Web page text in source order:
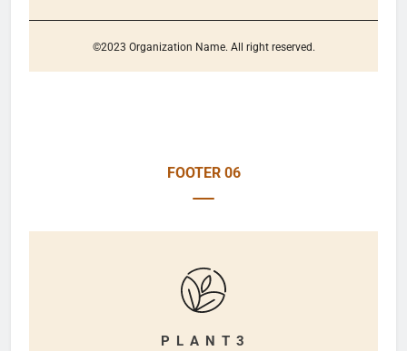
©2023 Organization Name. All right reserved.
FOOTER 06
P L A N T 3